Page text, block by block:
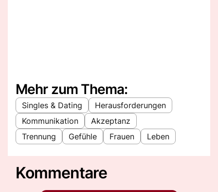
Mehr zum Thema:
Singles & Dating
Herausforderungen
Kommunikation
Akzeptanz
Trennung
Gefühle Frauen Leben
Kommentare